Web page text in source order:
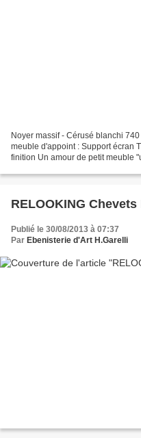
Noyer massif - Cérusé blanchi
meuble d'appoint : Support écran
finition Un amour de petit meuble
RELOOKING
Publié le 30/08/2013 à 07:37
Par Ebenisterie d'Art H.Garelli